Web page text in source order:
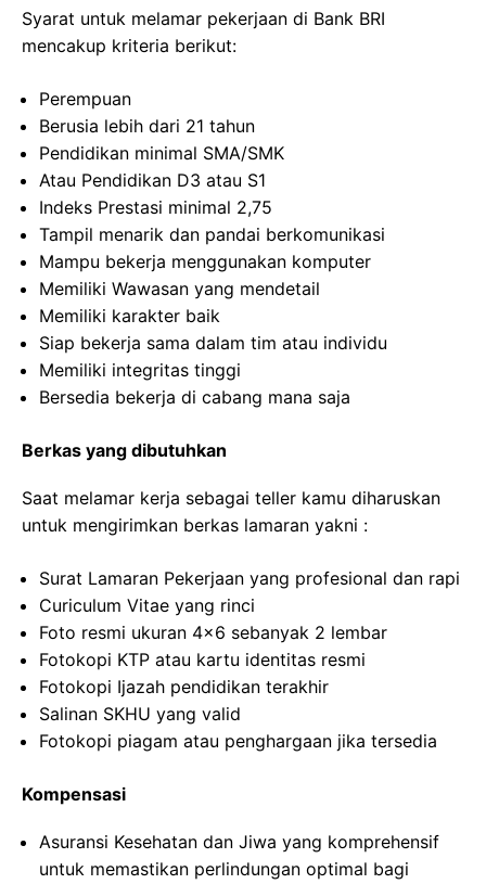
Syarat untuk melamar pekerjaan di Bank BRI
mencakup kriteria berikut:
Perempuan
Berusia lebih dari 21 tahun
Pendidikan minimal SMA/SMK
Atau Pendidikan D3 atau S1
Indeks Prestasi minimal 2,75
Tampil menarik dan pandai berkomunikasi
Mampu bekerja menggunakan komputer
Memiliki Wawasan yang mendetail
Memiliki karakter baik
Siap bekerja sama dalam tim atau individu
Memiliki integritas tinggi
Bersedia bekerja di cabang mana saja
Berkas yang dibutuhkan
Saat melamar kerja sebagai teller kamu diharuskan
untuk mengirimkan berkas lamaran yakni :
Surat Lamaran Pekerjaan yang profesional dan rapi
Curiculum Vitae yang rinci
Foto resmi ukuran 4×6 sebanyak 2 lembar
Fotokopi KTP atau kartu identitas resmi
Fotokopi Ijazah pendidikan terakhir
Salinan SKHU yang valid
Fotokopi piagam atau penghargaan jika tersedia
Kompensasi
Asuransi Kesehatan dan Jiwa yang komprehensif
untuk memastikan perlindungan optimal bagi